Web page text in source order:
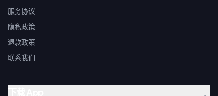
服务协议
隐私政策
退款政策
联系我们